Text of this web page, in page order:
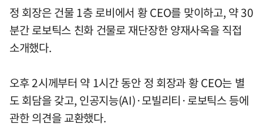
정 회장은 건물 1층 로비에서 황 CEO를 맞이하고, 약 30
분간 로보틱스 친화 건물로 재단장한 양재사옥을 직접
소개했다.
오후 2시께부터 약 1시간 동안 정 회장과 황 CEO는 별
도 회담을 갖고, 인공지능(AI)·모빌리티·로보틱스 등에
관한 의견을 교환했다.